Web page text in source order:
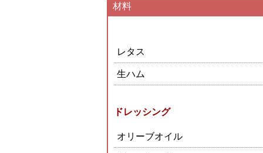
材料
レタス
生ハム
ドレッシング
オリーブオイル